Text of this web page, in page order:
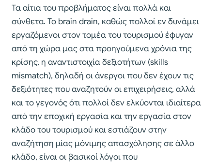
Τα αίτια του προβλήματος είναι πολλά και
σύνθετα. To brain drain, καθώς πολλοί εν δυνάμει
εργαζόμενοι στον τομέα του τουρισμού έφυγαν
από τη χώρα μας στα προηγούμενα χρόνια της
κρίσης, η αναντιστοιχία δεξιοτήτων (skills
mismatch), δηλαδή οι άνεργοι που δεν έχουν τις
δεξιότητες που αναζητούν οι επιχειρήσεις, αλλά
και το γεγονός ότι πολλοί δεν ελκύονται ιδιαίτερα
από την εποχική εργασία και την εργασία στον
κλάδο του τουρισμού και εστιάζουν στην
αναζήτηση μίας μόνιμης απασχόλησης σε άλλο
κλάδο, είναι οι βασικοί λόγοι που